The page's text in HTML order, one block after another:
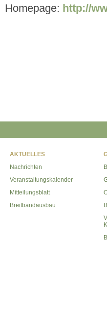
Homepage: http://
AKTUELLES
Nachrichten
Veranstaltungskalender
Mitteilungsblatt
Breitbandausbau